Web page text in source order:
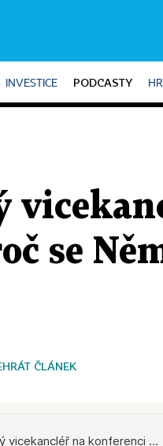
INVESTICE PODCASTY
se
ČLÁNEK